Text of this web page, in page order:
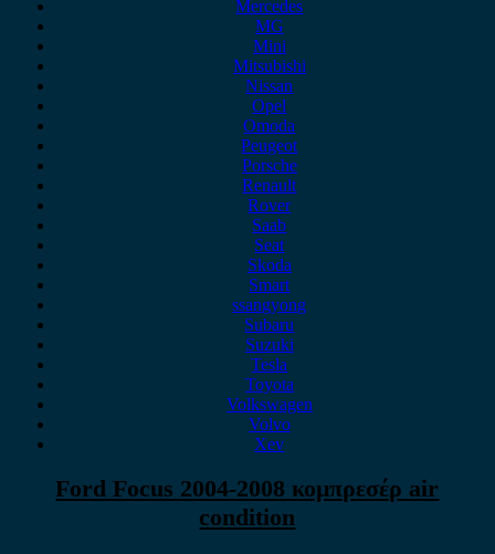
Mercedes
MG
Mini
Mitsubishi
Nissan
Opel
Omoda
Peugeot
Porsche
Renault
Rover
Saab
Seat
Skoda
Smart
ssangyong
Subaru
Suzuki
Tesla
Toyota
Volkswagen
Volvo
Xev
Ford Focus 2004-2008 κομπρεσέρ air
condition